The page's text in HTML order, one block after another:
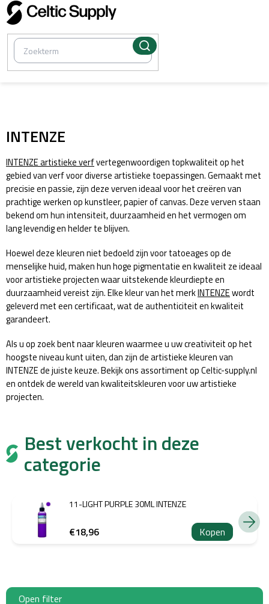
Overslaan
naar
inhoud
INTENZE
INTENZE artistieke verfvertegenwoordigen topkwaliteit op het
gebied van verf voor diverse artistieke toepassingen. Gemaakt met
precisie en passie, zijn deze verven ideaal voor het creëren van
prachtige werken op kunstleer, papier of canvas. Deze verven staan
bekend om hun intensiteit, duurzaamheid en het vermogen om
lang levendig en helder te blijven.
Hoewel deze kleuren niet bedoeld zijn voor tatoeages op de
menselijke huid, maken hun hoge pigmentatie en kwaliteit ze ideaal
voor artistieke projecten waar uitstekende kleurdiepte en
duurzaamheid vereist zijn. Elke kleur van het merkINTENZEwordt
geleverd met een certificaat, wat de authenticiteit en kwaliteit
garandeert.
Als u op zoek bent naar kleuren waarmee u uw creativiteit op het
hoogste niveau kunt uiten, dan zijn de artistieke kleuren van
INTENZE de juiste keuze. Bekijk ons assortiment op Celtic-supply.nl
en ontdek de wereld van kwaliteitskleuren voor uw artistieke
projecten.
Best verkocht in deze
categorie
11-LIGHT PURPLE 30ML INTENZE
€18,96 Kopen
Open filter